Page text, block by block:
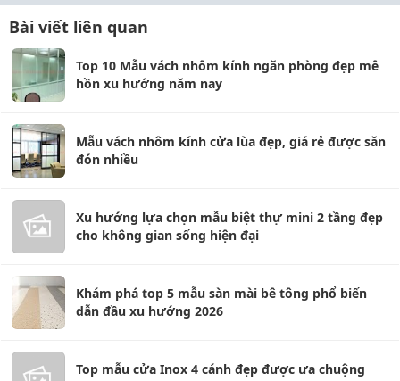
Bài viết liên quan
Top 10 Mẫu vách nhôm kính ngăn phòng đẹp mê
hồn xu hướng năm nay
Mẫu vách nhôm kính cửa lùa đẹp, giá rẻ được săn
đón nhiều
Xu hướng lựa chọn mẫu biệt thự mini 2 tầng đẹp
cho không gian sống hiện đại
Khám phá top 5 mẫu sàn mài bê tông phổ biến
dẫn đầu xu hướng 2026
Top mẫu cửa Inox 4 cánh đẹp được ưa chuộng